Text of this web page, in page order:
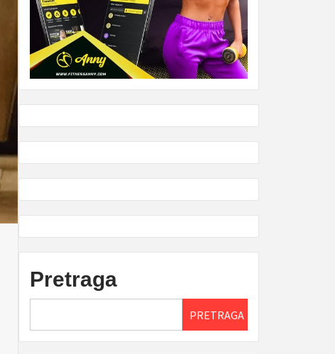
Pretraga
PRETRAGA